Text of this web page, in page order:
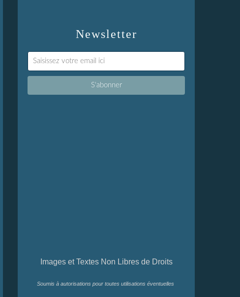
Newsletter
Images et Textes Non Libres de Droits
Soumis à autorisations pour toutes utilisations éventuelles